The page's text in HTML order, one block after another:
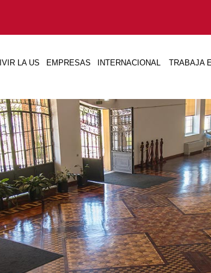
LA US EMPRESAS INTERNACIONAL TRABAJA